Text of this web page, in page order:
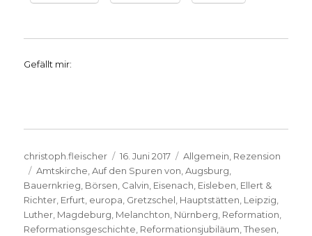
Gefällt mir:
Autor
christoph.fleischer
Veröffentlicht
am
16. Juni 2017 Kategorien
Allgemein, Rezension
Schlagwörter
Amtskirche,Auf den Spuren von,Augsburg,
Bauernkrieg, Börsen, Calvin, Eisenach, Eisleben, Ellert &
Richter, Erfurt, europa, Gretzschel, Hauptstätten, Leipzig,
Luther, Magdeburg, Melanchton, Nürnberg, Reformation,
Reformationsgeschichte, Reformationsjubiläum,Thesen,